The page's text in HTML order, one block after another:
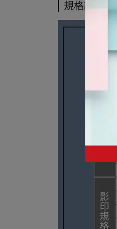
規格說明